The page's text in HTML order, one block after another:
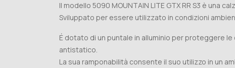
Il modello 5090 MOUNTAIN LITE GTX RR S3 è una
Sviluppato per essere utilizzato in condizioni
É dotato di un puntale in alluminio per proteggere
antistatico.
La sua ramponabilità consente il suo utilizzo in un